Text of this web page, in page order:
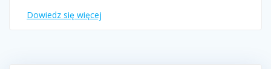
Dowiedz się więcej